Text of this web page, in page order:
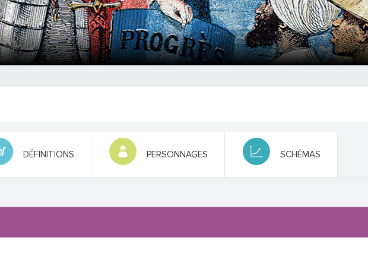
DÉFINITIONS PERSONNAGES SCHÉMAS